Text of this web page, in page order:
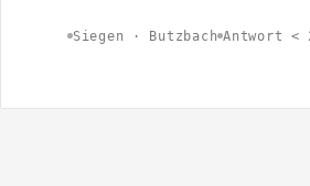
Siegen · Butzbach Antwort <